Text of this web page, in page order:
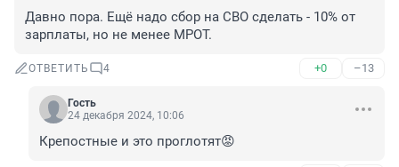
Давно пора. Ещё надо сбор на СВО сделать - 10% от
зарплаты, но не менее МРОТ.
ОТВЕТИТЬ 4 +0 –13
Гость
24 декабря 2024, 10:06
Крепостные и это проглотят😡